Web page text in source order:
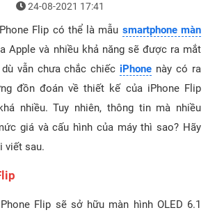
24-08-2021 17:41
Flip có thể là mẫu smartphone màn
Apple và nhiều khả năng sẽ được ra mắt
vẫn chưa chắc chiếc iPhone này có ra
đồn đoán về thiết kế của iPhone Flip
nhiều. Tuy nhiên, thông tin mà nhiều
giá và cấu hình của máy thì sao? Hãy
viết sau.
Flip sẽ sở hữu màn hình OLED 6.1